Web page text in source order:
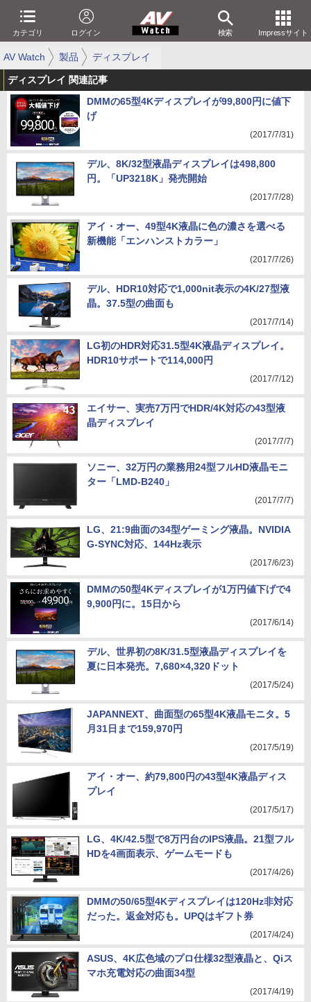
カテゴリ ログイン 検索 Impressサイト
AV Watch 製品 ディスプレイ
ディスプレイ 関連記事
DMMの65型4Kディスプレイが99,800円に値下
げ
(2017/7/31)
デル、8K/32型液晶ディスプレイは498,800
円。「UP3218K」発売開始
(2017/7/28)
アイ・オー、49型4K液晶に色の濃さを選べる
新機能「エンハンストカラー」
(2017/7/26)
デル、HDR10対応で1,000nit表示の4K/27型液
晶。37.5型の曲面も
(2017/7/14)
LG初のHDR対応31.5型4K液晶ディスプレイ。
HDR10サポートで114,000円
(2017/7/12)
エイサー、実売7万円でHDR/4K対応の43型液
晶ディスプレイ
(2017/7/7)
ソニー、32万円の業務用24型フルHD液晶モニ
ター「LMD-B240」
(2017/7/7)
LG、21:9曲面の34型ゲーミング液晶。NVIDIA
G-SYNC対応、144Hz表示
(2017/6/23)
DMMの50型4Kディスプレイが1万円値下げで4
9,900円に。15日から
(2017/6/14)
デル、世界初の8K/31.5型液晶ディスプレイを
夏に日本発売。7,680×4,320ドット
(2017/5/24)
JAPANNEXT、曲面型の65型4K液晶モニタ。5
月31日まで159,970円
(2017/5/19)
アイ・オー、約79,800円の43型4K液晶ディス
プレイ
(2017/5/17)
LG、4K/42.5型で8万円台のIPS液晶。21型フル
HDを4画面表示、ゲームモードも
(2017/4/26)
DMMの50/65型4Kディスプレイは120Hz非対応
だった。返金対応も。UPQはギフト券
(2017/4/24)
ASUS、4K広色域のプロ仕様32型液晶と、Qiス
マホ充電対応の曲面34型
(2017/4/19)